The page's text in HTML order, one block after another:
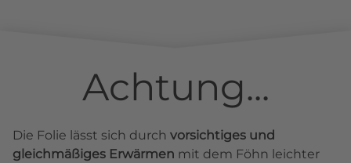
Achtung...
Die Folie lässt sich durch vorsichtiges und
gleichmäßiges Erwärmen mit dem Föhn leichter